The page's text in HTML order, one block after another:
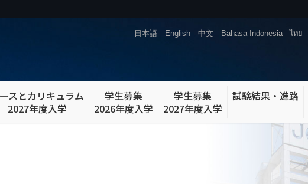
English Bahasa Indonesia
日本語 ไทย
中文
スとカリキュラム
2027年度入学
学生募集
2026年度入学
学生募集
2027年度入学
試験結果・進路